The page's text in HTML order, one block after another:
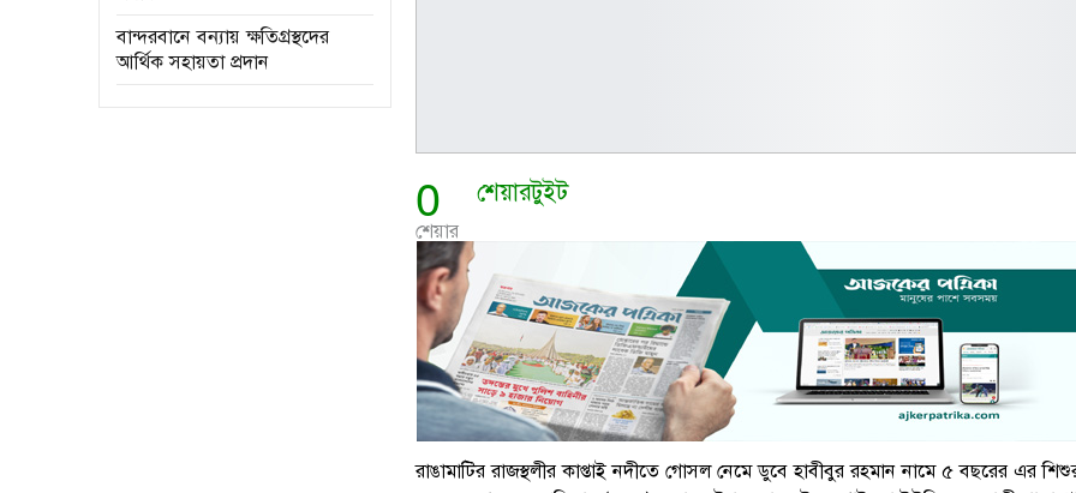
0
শেয়ার
শেয়ারটুইট
রাঙামাটির রাজস্থলীর কাপ্তাই নদীতে গোসল নেমে ডুবে হাবীবুর রহমান নামে ৫ বছরের এর
বান্দরবানে বন্যায় ক্ষতিগ্রস্থদের
আর্থিক সহায়তা প্রদান